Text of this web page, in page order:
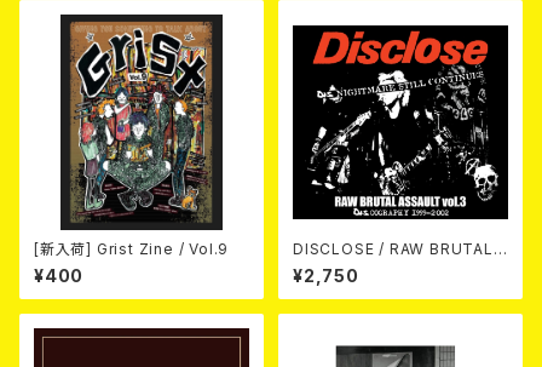
[新入荷] Grist Zine / Vol.9
¥400
DISCLOSE / RAW BRUTAL
ASSAULT Vol.3 : DISCOGR
APHY 1999-2002 (2xCD)
¥2,750